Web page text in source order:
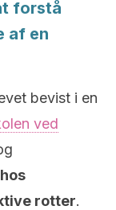
forstå
af en
bevist i en
ved
rotter.